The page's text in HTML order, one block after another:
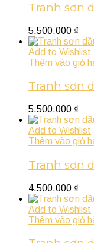
Tranh sơn
5.500.000 ₫
Add to Wishlist
Thêm vào giỏ
Tranh sơn
5.500.000 ₫
Add to Wishlist
Thêm vào giỏ
Tranh sơn
4.500.000 ₫
Add to Wishlist
Thêm vào giỏ